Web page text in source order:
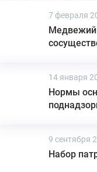
7 февраля
Медвежий
14 января
Нормы
9 сентября
Набор